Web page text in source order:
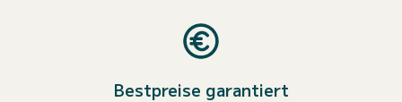
Bestpreise garantiert